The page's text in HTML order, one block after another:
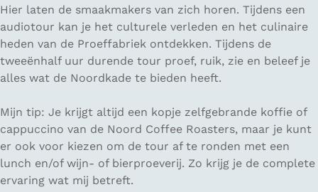
Hier laten de smaakmakers van zich horen. Tijdens een
audiotour kan je het culturele verleden en het culinaire
heden van de Proeffabriek ontdekken. Tijdens de
tweeënhalf uur durende tour proef, ruik, zie en beleef je
alles wat de Noordkade te bieden heeft.
Mijn tip: Je krijgt altijd een kopje zelfgebrande koffie of
cappuccino van de Noord Coffee Roasters, maar je kunt
er ook voor kiezen om de tour af te ronden met een
lunch en/of wijn- of bierproeverij. Zo krijg je de complete
ervaring wat mij betreft.